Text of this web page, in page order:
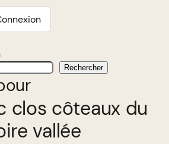
Rechercher
clos côteaux du
vallée